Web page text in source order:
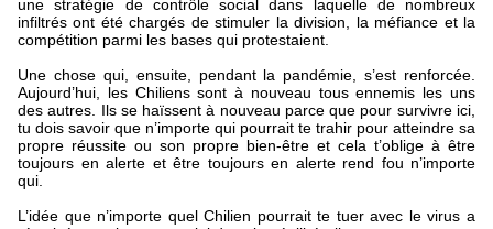
une stratégie de contrôle social dans laquelle de nombreux
infiltrés ont été chargés de stimuler la division, la méfiance et la
compétition parmi les bases qui protestaient.
Une chose qui, ensuite, pendant la pandémie, s’est renforcée.
Aujourd’hui, les Chiliens sont à nouveau tous ennemis les uns
des autres. Ils se haïssent à nouveau parce que pour survivre ici,
tu dois savoir que n’importe qui pourrait te trahir pour atteindre sa
propre réussite ou son propre bien-être et cela t’oblige à être
toujours en alerte et être toujours en alerte rend fou n’importe
qui.
L’idée que n’importe quel Chilien pourrait te tuer avec le virus a